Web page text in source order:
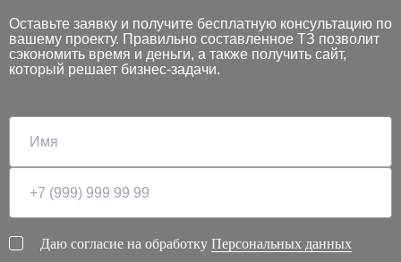
Оставьте заявку и получите бесплатную консультацию по
вашему проекту. Правильно составленное ТЗ позволит
сэкономить время и деньги, а также получить сайт,
который решает бизнес-задачи.
Даю согласие на обработку Персональных данных